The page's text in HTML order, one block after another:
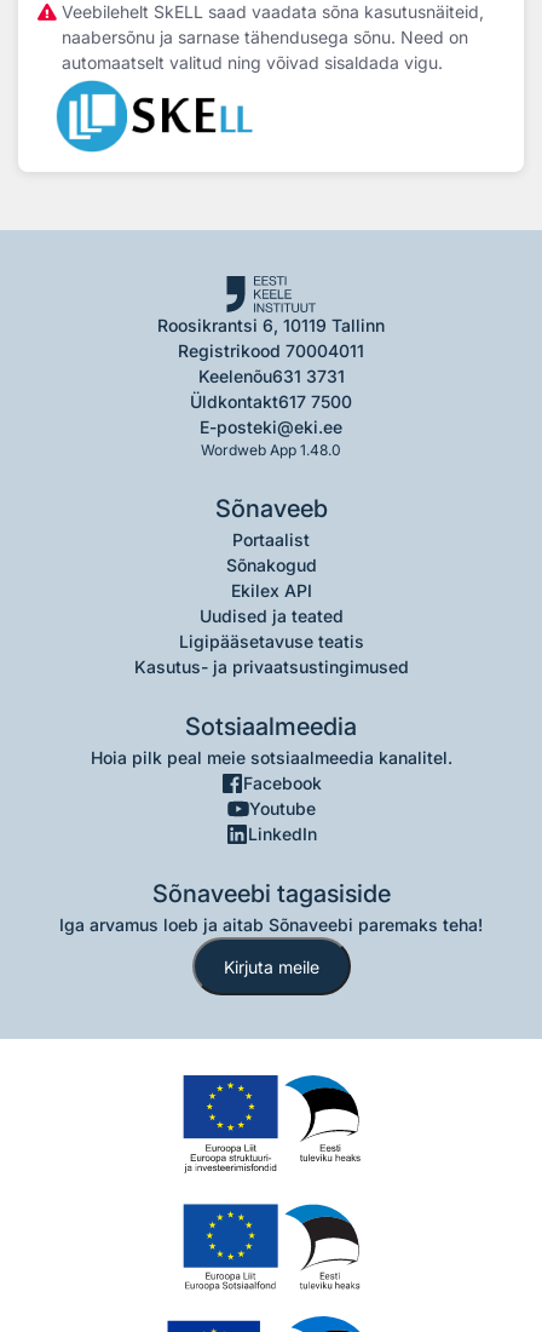
Veebilehelt SkELL saad vaadata sõna kasutusnäiteid,
naabersõnu ja sarnase tähendusega sõnu. Need on
automaatselt valitud ning võivad sisaldada vigu.
Roosikrantsi 6, 10119 Tallinn
Registrikood 70004011
Keelenõu631 3731
Üldkontakt617 7500
E-posteki@eki.ee
Wordweb App 1.48.0
Sõnaveeb
Portaalist
Sõnakogud
Ekilex API
Uudised ja teated
Ligipääsetavuse teatis
Kasutus- ja privaatsustingimused
Sotsiaalmeedia
Hoia pilk peal meie sotsiaalmeedia kanalitel.
Facebook
Youtube
LinkedIn
Sõnaveebi tagasiside
Iga arvamus loeb ja aitab Sõnaveebi paremaks teha!
Kirjuta meile